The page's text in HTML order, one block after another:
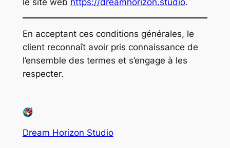
le site web https://dreamhorizon.studio.
En acceptant ces conditions générales, le
client reconnaît avoir pris connaissance de
l’ensemble des termes et s’engage à les
respecter.
Dream Horizon Studio